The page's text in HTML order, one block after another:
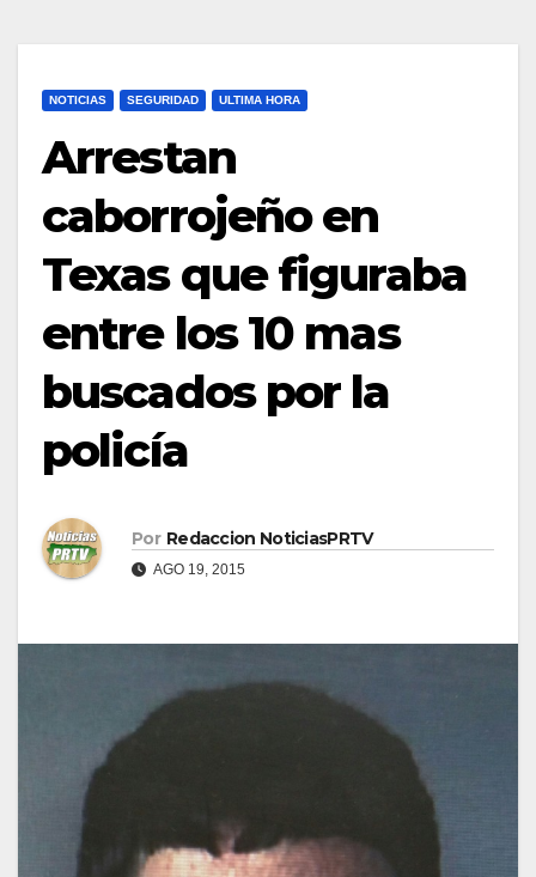
NOTICIAS SEGURIDAD ULTIMA HORA
Arrestan
caborrojeño en
Texas que figuraba
entre los 10 mas
buscados por la
policía
Por Redaccion NoticiasPRTV
AGO 19, 2015